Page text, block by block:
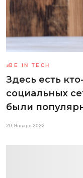
BE IN TECH
Здесь есть
социальных
были
20 Января 2022